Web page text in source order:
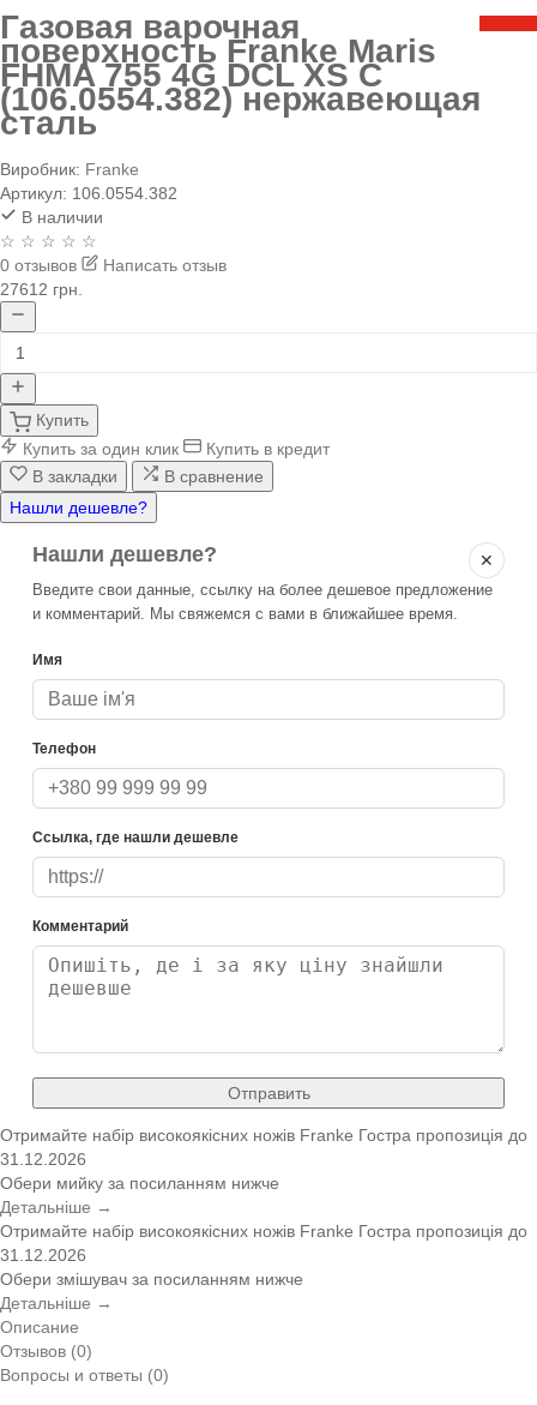
Газовая варочная
поверхность Franke Maris
FHMA 755 4G DCL XS C
(106.0554.382) нержавеющая
сталь
Виробник: Franke
Артикул: 106.0554.382
В наличии
☆ ☆ ☆ ☆ ☆
0 отзывов
Написать отзыв
27612 грн.
Купить
Купить за один клик
Купить в кредит
В закладки
В сравнение
Нашли дешевле?
✕
Нашли дешевле?
Введите свои данные, ссылку на более дешевое предложение
и комментарий. Мы свяжемся с вами в ближайшее время.
Имя
Телефон
Ссылка, где нашли дешевле
Комментарий
Отправить
Отримайте набір високоякісних ножів Franke Гостра пропозиція до
31.12.2026
Обери мийку за посиланням нижче
Детальніше →
Отримайте набір високоякісних ножів Franke Гостра пропозиція до
31.12.2026
Обери змішувач за посиланням нижче
Детальніше →
Описание
Отзывов (0)
Вопросы и ответы (0)